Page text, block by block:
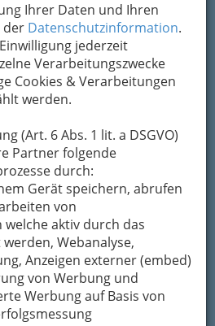
Ihrer Daten und Ihren
der Datenschutzinformation.
jederzeit
Verarbeitungszwecke
Cookies & Verarbeitungen
werden.
(Art. 6 Abs. 1 lit. a DSGVO)
Partner folgende
durch:
Gerät speichern, abrufen
von
aktiv durch das
Webanalyse,
Anzeigen externer (embed)
von Werbung und
Werbung auf Basis von